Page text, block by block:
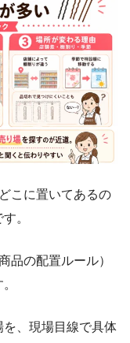
こに置いてあるの
。
品の配置ルール）
、現場目線で具体